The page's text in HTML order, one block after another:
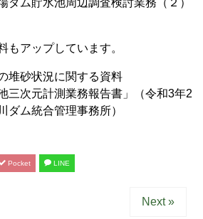
アップしています。
堆砂状況に関する資料
三次元計測業務報告書」（令和3年2
ダム統合管理事務所）
Pocket LINE
Next »